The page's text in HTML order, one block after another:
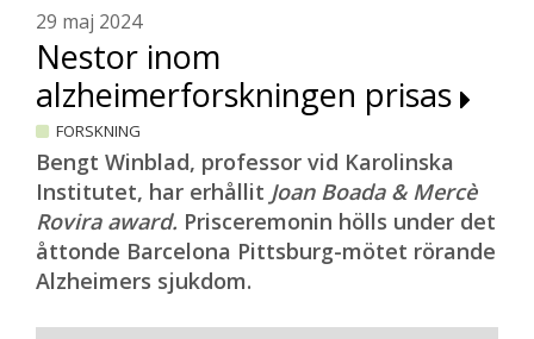
29 maj 2024
Nestor inom
alzheimerforskningen prisas
FORSKNING
Bengt Winblad, professor vid Karolinska
Institutet, har erhållit Joan Boada & Mercè
Rovira award. Prisceremonin hölls under det
åttonde Barcelona Pittsburg-mötet rörande
Alzheimers sjukdom.